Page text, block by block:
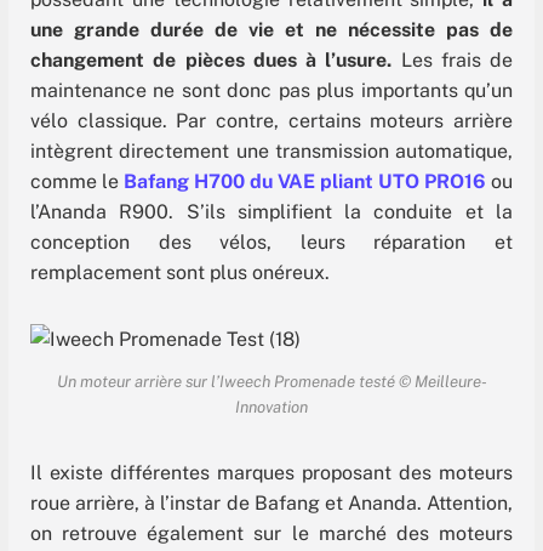
une grande durée de vie et ne nécessite pas de
changement de pièces dues à l’usure. Les frais de
maintenance ne sont donc pas plus importants qu’un
vélo classique. Par contre, certains moteurs arrière
intègrent directement une transmission automatique,
comme le Bafang H700 du VAE pliant UTO PRO16 ou
l’Ananda R900. S’ils simplifient la conduite et la
conception des vélos, leurs réparation et
remplacement sont plus onéreux.
Un moteur arrière sur l’Iweech Promenade testé © Meilleure-
Innovation
Il existe différentes marques proposant des moteurs
roue arrière, à l’instar de Bafang et Ananda. Attention,
on retrouve également sur le marché des moteurs